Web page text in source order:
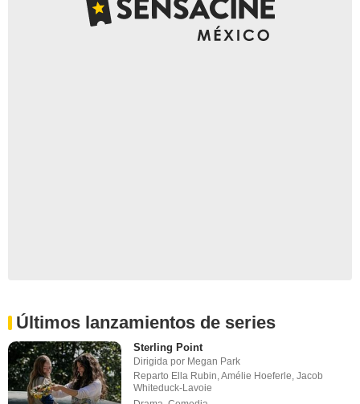
Últimos lanzamientos de series
Sterling Point
Dirigida por Megan Park
Reparto Ella Rubin ,Amélie Hoeferle ,Jacob
Whiteduck-Lavoie